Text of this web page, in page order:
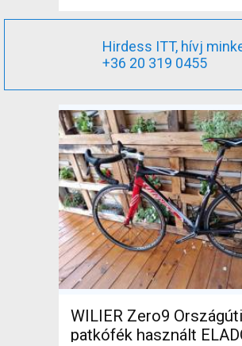
Hirdess ITT, hívj
+36 20 319 0455
WILIER Zero9 Országúti
patkófék használt